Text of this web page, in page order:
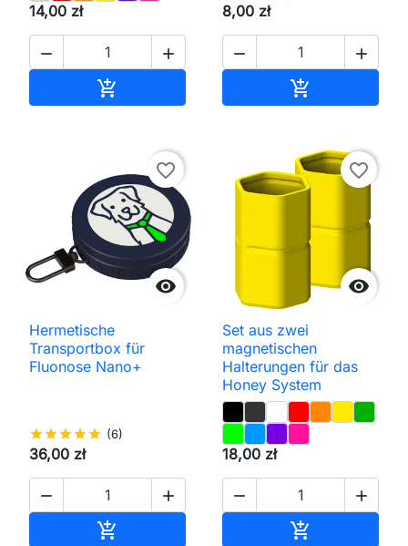
14,00 zł
 

8,00 zł
 


favorite_border
Hermetische
Transportbox für
Fluonose Nano+
starstarstarstarstar (6)
36,00 zł
 


favorite_border
Set aus zwei
magnetischen
Halterungen für das
Honey System
18,00 zł
 
